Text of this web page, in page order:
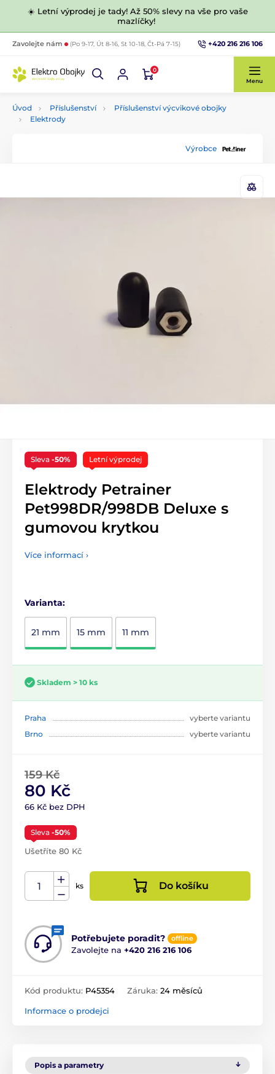
☀️ Letní výprodej je tady! Až 50% slevy na vše pro vaše
mazlíčky!
Zavolejte nám (Po 9-17, Út 8-16, St 10-18, Čt-Pá 7-15) +420 216 216 106
0
Menu
Úvod Příslušenství
Příslušenství výcvikové obojky
Elektrody
Výrobce
Sleva -50% Letní výprodej
Elektrody Petrainer
Pet998DR/998DB Deluxe s
gumovou krytkou
Více informací ›
Varianta:
21 mm 15 mm 11 mm
Skladem > 10 ks
Praha
vyberte variantu
Brno
vyberte variantu
159 Kč
80 Kč
66 Kč bez DPH
Sleva -50%
Ušetříte 80 Kč
ks Do košíku
Potřebujete poradit? offline
Zavolejte na +420 216 216 106
Kód produktu: P45354 Záruka: 24 měsíců
Informace o prodejci
Popis a parametry